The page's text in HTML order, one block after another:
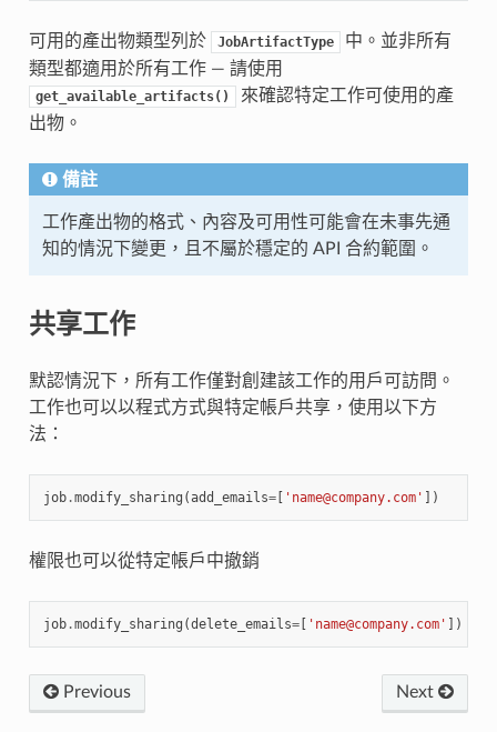
可用的產出物類型列於 JobArtifactType
中。並非所有
類型都適用於所有工作 — 請使用
get_available_artifacts()
來確認特定工作可使用的產
出物。
備註
工作產出物的格式、內容及可用性可能會在未事先通
知的情況下變更，且不屬於穩定的 API 合約範圍。
共享工作
默認情況下，所有工作僅對創建該工作的用戶可訪問。
工作也可以以程式方式與特定帳戶共享，使用以下方
法：
job.modify_sharing (add_emails=[ 'name@company.com' ])
權限也可以從特定帳戶中撤銷
job.modify_sharing (delete_emails=[ 'name@company.com' ])
Previous Next